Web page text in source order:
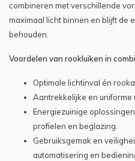
combineren met verschillende
maximaal licht binnen en blijft de
behouden.
Voordelen van rookluiken in
Optimale lichtinval én
Aantrekkelijke en uniforme
Energiezuinige
profielen en beglazing.
Gebruiksgemak en
automatisering en